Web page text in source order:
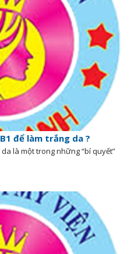
để làm trắng da ?
là một trong những “bí quyết”